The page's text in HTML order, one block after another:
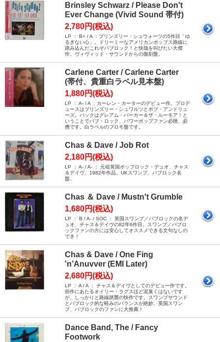
Brinsley Schwarz / Please Don't
Ever Change (Vivid Sound 帯付)
2,780円(税込)
LP ： B+ / A ：ブリンズリー・シュウォーツの5作目「ゆ
るぎない心」。ドリーミーなアメリカンポップス路線に
踏み込んだこれぞパブロック！と快哉を叫びたい大傑
作。ヴィヴィッド・サウンドからの復刻盤。
Carlene Carter / Carlene Carter
(帯付、貴重白ラベル見本盤)
1,880円(税込)
LP ： A- / A ：カーレン・カーターのデビュー作。プロデ
ュースはブリンズリー・シュワルツとボブ・アンドリュ
ーズ。バックはグレアム・パーカー＆ザ・ルーモア！と
いうことでパブ・ロック、パワーポップファン必聴、必
携です。白ラベルのプロモ盤です。
Chas & Dave / Job Rot
2,180円(税込)
LP ： A- / A- ： 元祖英国ポップロック・デュオ、チャス
＆デイヴ、1982年作品。UKスワンプ、パブロック名
盤。
Chas ＆ Dave / Mustn't Grumble
1,680円(税込)
LP ： B / A- / SOC ： 英国スワンプ／パブロックの名デ
ュオ、チャス＆デイヴの82年6作目。スワンプ／パブロ
ックファンの方には安心してオススメできる文句なしの
でき！
Chas & Dave / One Fing
'n’Anuvver (EMI Later)
2,680円(税込)
LP ： A / A ： チャス＆デイヴとしてのデビュー作です。
前作にあたるオイリー・ラグスほど泥臭くはないです
が、しっかりと路線踏襲の快作です。スワンプサウンド
とパブロック的な軽みのバランスが絶妙。英国スワン
プ、パブロックのファンに大推薦！
Dance Band, The / Fancy
Footwork